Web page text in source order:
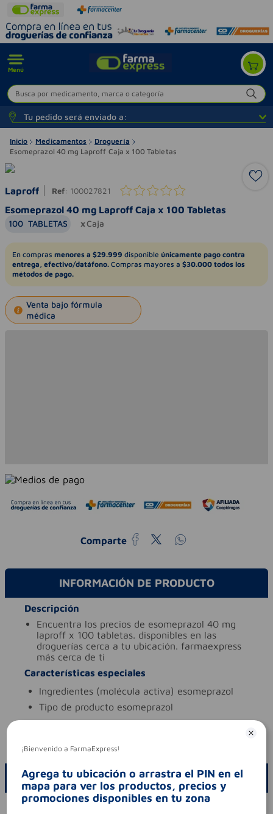
Menú
Busca por medicamento, marca o categoría
Tu pedido será enviado a:
Inicio Medicamentos
Droguería
Esomeprazol 40 mg Laproff Caja x 100 Tabletas
Laproff Ref: 100027821
Esomeprazol 40 mg Laproff Caja x 100 Tabletas
100 TABLETAS Caja
En compras menores a $29.999 disponible únicamente pago contra
entrega, efectivo/datáfono. Compras mayores a $30.000 todos los
métodos de pago.
Venta bajo fórmula
médica
Comparte
INFORMACIÓN DE PRODUCTO
Descripción
encuentra los precios de esomeprazol 40 mg
laproff x 100 tabletas. disponibles en las
droguerías cerca a tu ubicación. farmaexpress
más cerca de ti
Características especiales
ingredientes (molécula activa) esomeprazol
tipo de producto esomeprazol
codigo invima
ESCRIBE UN COMENTARIO
Por favor, inicie sesión para escribir un comentario
¡Bienvenido a FarmaExpress!
Agrega tu ubicación o arrastra el PIN en el
mapa para ver los productos, precios y
promociones disponibles en tu zona